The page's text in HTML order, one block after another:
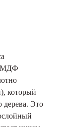
МДФ
который
дерева. Это